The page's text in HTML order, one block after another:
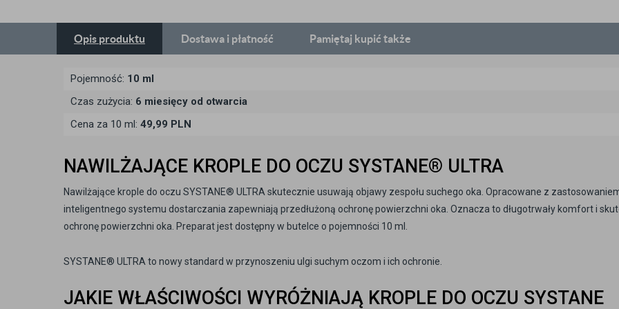
Opis produktu Dostawa i płatność Pamiętaj kupić także
Pojemność: 10 ml
Czas zużycia: 6 miesięcy od otwarcia
Cena za 10 ml: 49,99 PLN
NAWILŻAJĄCE KROPLE DO OCZU SYSTANE® ULTRA
Nawilżające krople do oczu SYSTANE® ULTRA skutecznie usuwają objawy zespołu suchego oka. Opracowane z
inteligentnego systemu dostarczania zapewniają przedłużoną ochronę powierzchni oka. Oznacza to długotrwały komfort i
ochronę powierzchni oka. Preparat jest dostępny w butelce o pojemności 10 ml.
SYSTANE® ULTRA to nowy standard w przynoszeniu ulgi suchym oczom i ich ochronie.
JAKIE WŁAŚCIWOŚCI WYRÓŻNIAJĄ KROPLE DO OCZU SYSTANE